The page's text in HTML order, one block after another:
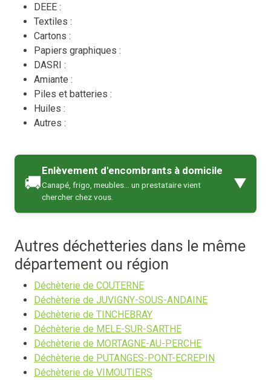
DEEE :
Textiles :
Cartons :
Papiers graphiques :
DASRI :
Amiante :
Piles et batteries :
Huiles :
Autres :
🚚
Enlèvement d'encombrants à domicile
Canapé, frigo, meubles… un prestataire vient
chercher chez vous.
▼
Autres déchetteries dans le même
département ou région
Déchèterie de COUTERNE
Déchèterie de JUVIGNY-SOUS-ANDAINE
Déchèterie de TINCHEBRAY
Déchèterie de MELE-SUR-SARTHE
Déchèterie de MORTAGNE-AU-PERCHE
Déchèterie de PUTANGES-PONT-ECREPIN
Déchèterie de VIMOUTIERS